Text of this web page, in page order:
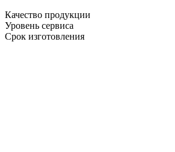
Качество продукции
Уровень сервиса
Срок изготовления